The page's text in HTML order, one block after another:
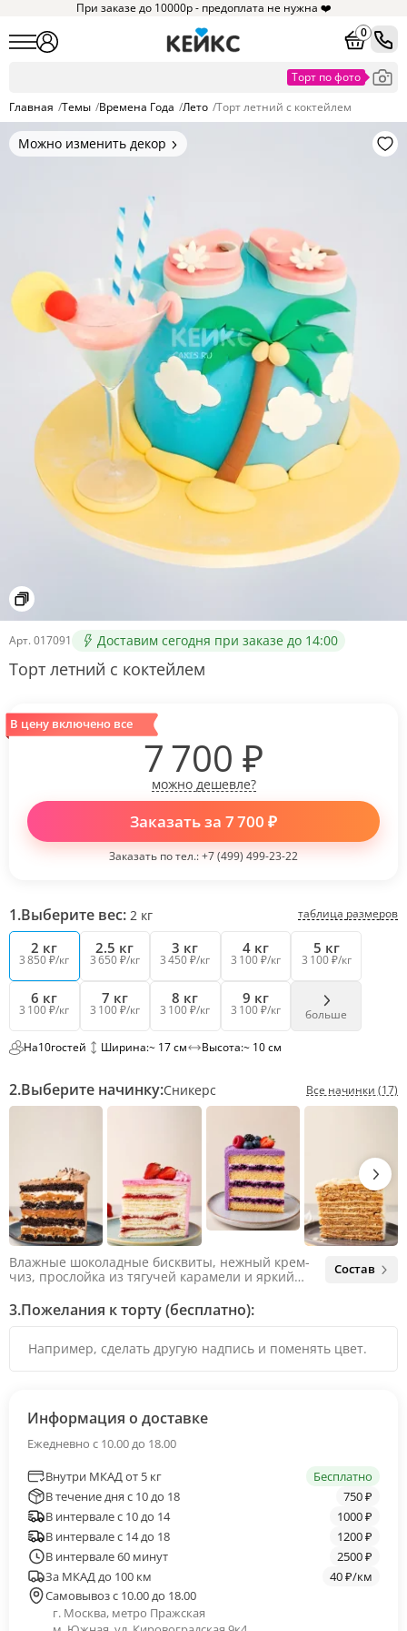
При заказе до 10000р - предоплата не нужна ❤️
0
Главная /Темы /Времена Года /Лето /Торт летний с коктейлем
Можно изменить декор
Цвет покрытия, надписи,
Арт. 017091 Доставим сегодня при заказе до 14:00
Торт летний с коктейлем
1.Выберите вес: 2 кг таблица размеров
2 кг
3 850 ₽/кг
2.5 кг
3 650 ₽/кг
3 кг
3 450 ₽/кг
4 кг
3 100 ₽/кг
5 кг
3 100 ₽/кг
6 кг
3 100 ₽/кг
7 кг
3 100 ₽/кг
8 кг
3 100 ₽/кг
9 кг
3 100 ₽/кг больше
На10гостей Ширина:~ 17 см Высота:~ 10 см
2.Выберите начинку:Сникерс Все начинки (17)
Влажные шоколадные бисквиты, нежный крем-
чиз, прослойка из тягучей карамели и яркий
яркий вкус шоколада и тягучей карамели, не
оставляя ни единого шанса остаться
Состав
3.Пожелания к торту (бесплатно):
В цену включено все
7 700 ₽
можно дешевле?
Заказать за 7 700 ₽
Заказать по тел.:+7 (499) 499-23-22
Информация о доставке
Ежедневно с 10.00 до 18.00
Внутри МКАД от 5 кг
Бесплатно
В течение дня с 10 до 18
750 ₽
В интервале с 10 до 14
1000 ₽
В интервале с 14 до 18
1200 ₽
В интервале 60 минут
2500 ₽
За МКАД до 100 км
40 ₽/км
Самовывоз с 10.00 до 18.00
г. Москва, метро Пражская